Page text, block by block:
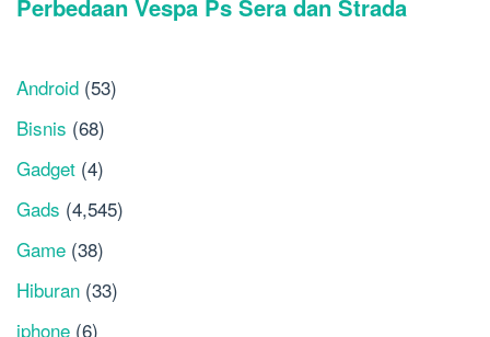
Android (53)
Bisnis (68)
Gadget (4)
Gads (4,545)
Game (38)
Hiburan (33)
iphone (6)